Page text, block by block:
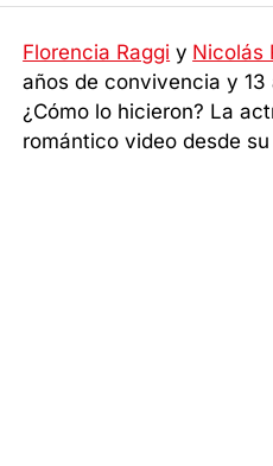
Florencia Raggi y Nicolás
años de convivencia y 13
¿Cómo lo hicieron? La
romántico video desde